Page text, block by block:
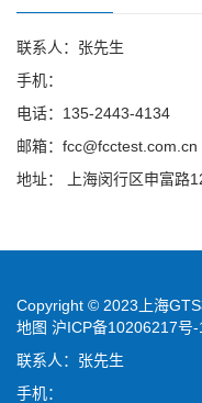
联系人：张先生
手机：
电话：135-2443-4134
邮箱：fcc@fcctest.com.cn
地址： 上海闵行区申富路
Copyright © 2023上海
地图 沪ICP备10206217号-
联系人：张先生
手机：